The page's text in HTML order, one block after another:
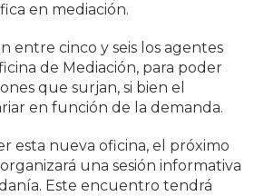
en mediación.
entre cinco y seis los agentes
de Mediación, para poder
que surjan, si bien el
en función de la demanda.
esta nueva oficina, el próximo
una sesión informativa
Este encuentro tendrá